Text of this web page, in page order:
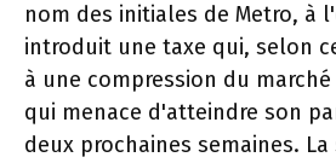
nom des initiales de Metro, à
introduit une taxe qui, selon
à une compression du
qui menace d'atteindre son
deux prochaines semaines.